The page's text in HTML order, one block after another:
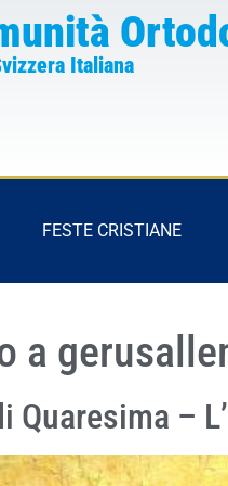
Italiana
FESTE CRISTIANE
a
Quaresima –